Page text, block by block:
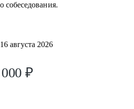
собеседования.
16 августа 2026
₽